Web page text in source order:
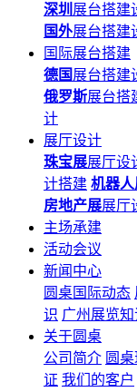
深圳 展台搭建
国外展台搭建
国际展台搭建
德国 展台搭建
俄罗斯展台搭
计
展厅设计
珠宝展展厅设
计搭建 机器人
房地产展展厅
主场承建
活动会议
新闻中心
圆桌国际动态
识 广州展览知
关于圆桌
公司简介 圆
证 我们的客户